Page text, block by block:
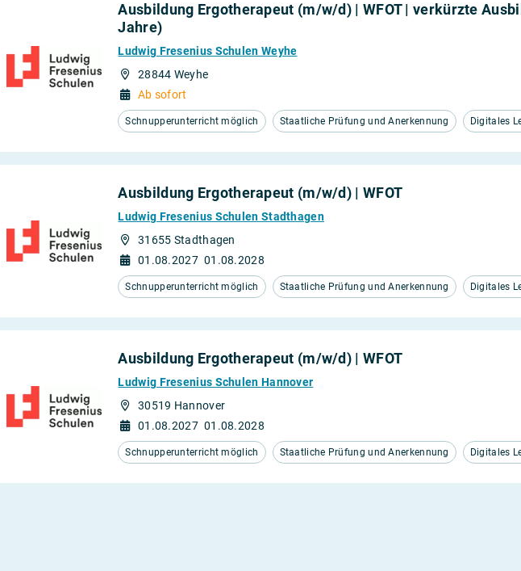
Ausbildung Ergotherapeut (m/w/d) | WFOT | verkürzte
Jahre)
Ludwig Fresenius Schulen Weyhe
28844 Weyhe
Ab sofort
Schnupperunterricht möglich Staatliche Prüfung und Anerkennung Digitales
Ausbildung Ergotherapeut (m/w/d) | WFOT
Ludwig Fresenius Schulen Stadthagen
31655 Stadthagen
01.08.2027 01.08.2028
Schnupperunterricht möglich Staatliche Prüfung und Anerkennung Digitales
Ausbildung Ergotherapeut (m/w/d) | WFOT
Ludwig Fresenius Schulen Hannover
30519 Hannover
01.08.2027 01.08.2028
Schnupperunterricht möglich Staatliche Prüfung und Anerkennung Digitales